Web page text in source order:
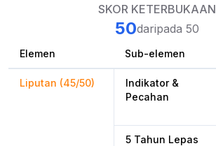
SKOR KETERBUKAAN
50daripada 50
Elemen Sub-elemen
Liputan (45/50)
Indikator &
Pecahan
5 Tahun Lepas